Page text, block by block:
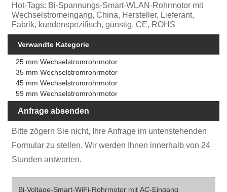
Hot-Tags: Bi-Spannungs-Smart-WLAN-Rohrmotor mit
Wechselstromeingang, China, Hersteller, Lieferant,
Fabrik, kundenspezifisch, günstig, CE, ROHS
Verwandte Kategorie
25 mm Wechselstromrohrmotor
35 mm Wechselstromrohrmotor
45 mm Wechselstromrohrmotor
59 mm Wechselstromrohrmotor
Anfrage absenden
Bitte zögern Sie nicht, Ihre Anfrage im untenstehenden
Formular zu stellen. Wir werden Ihnen innerhalb von 24
Stunden antworten.